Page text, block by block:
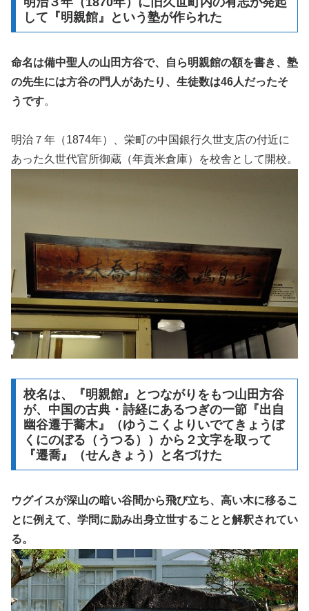
して『明親館』という塾が作られた
命名は備中聖人の山田方谷で、自ら明親館の額を書き、塾
の先生には方谷の門人があたり、生徒数は46人だったそ
うです。
明治７年（1874年）、栄町の中国銀行久世支店の付近に
あった久世代官所御蔵（年貢米倉庫）を校舎として開校。
校名は、『明親館』とつながりをもつ山田方谷
が、中国の古典・詩経にあるつぎの一節『出自
幽谷遷于蕎木』（ゆうこくよりいでてきょうぼ
くにのぼる（うつる））から２文字を取って
『遷喬』（せんきょう）と名づけた
ウグイスが深山の暗い谷間から飛び立ち、高い木に移るこ
とに例えて、学問に励み出身立世することと解釈されてい
る。